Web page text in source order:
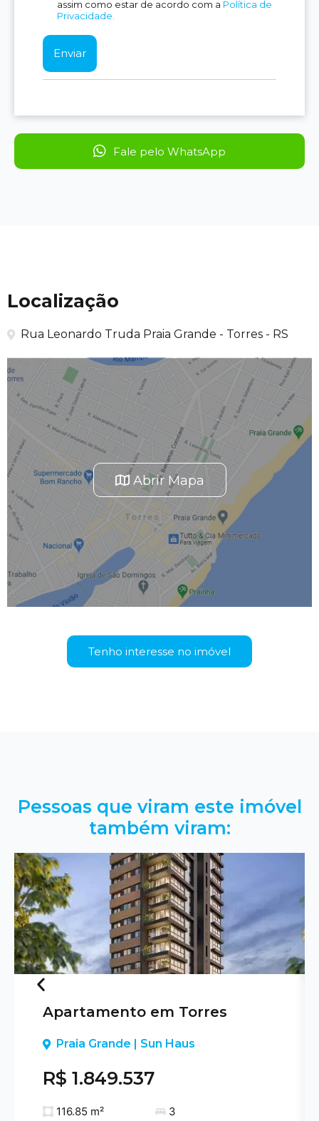
assim como estar de acordo com a Política de
Privacidade.
Fale pelo WhatsApp
Localização
Rua Leonardo Truda Praia Grande - Torres - RS
Abrir Mapa
Tenho interesse no imóvel
Pessoas que viram este imóvel
também viram:
Previous
Apartamento em Torres
Praia Grande | Sun Haus
R$ 1.849.537
116.85 m²
3